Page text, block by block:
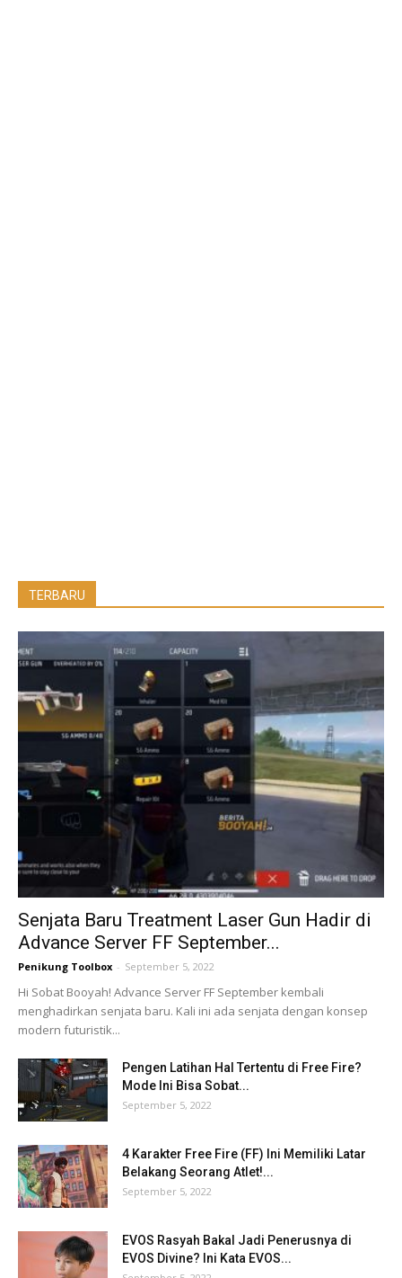
TERBARU
Senjata Baru Treatment Laser Gun Hadir di
Advance Server FF September...
Penikung Toolbox - September 5, 2022
Hi Sobat Booyah! Advance Server FF September kembali
menghadirkan senjata baru. Kali ini ada senjata dengan konsep
modern futuristik...
Pengen Latihan Hal Tertentu di Free Fire?
Mode Ini Bisa Sobat...
September 5, 2022
4 Karakter Free Fire (FF) Ini Memiliki Latar
Belakang Seorang Atlet!...
September 5, 2022
EVOS Rasyah Bakal Jadi Penerusnya di
EVOS Divine? Ini Kata EVOS...